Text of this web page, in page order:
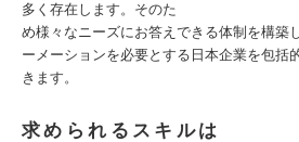
多く存在します。そのた
め様々なニーズにお答えできる体制を構築
ーメーションを必要とする日本企業を包括
きます。
求められるスキルは